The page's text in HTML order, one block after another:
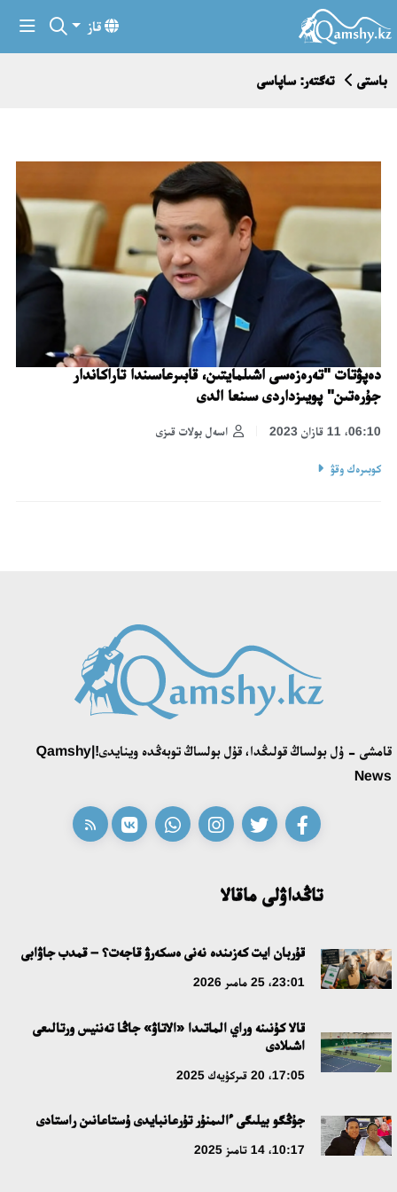
قاز
باستى تەگتەر: ساپاسى
دەپۋتات "تەرەزەسى اشىلمايتىن، قابىرعاسىندا تاراكاندار
جۇرەتىن" پويىزداردى سىنعا الدى
اسەل بولات قىزى 06:10، 11 قازان 2023
كوبىرەك وقۋ
قامشى - ۇل بولساڭ قولىڭدا، قۇل بولساڭ توبەڭدە وينايدى!|Qamshy
News
تاڭداۋلى ماقالا
قۇربان ايت كەزىندە نەنى ەسكەرۋ قاجەت؟ – قمدب جاۋابى
23:01، 25 مامىر 2026
قالا كۇنىنە وراي الماتىدا «الاتاۋ» جاڭا تەننيس ورتالىعى
اشىلادى
17:05، 20 قىركۇيەك 2025
جۇڭگو بيلىگى ءالىمنۇر تۇرعانبايدى ۇستاعانىن راستادى
10:17، 14 تامىز 2025